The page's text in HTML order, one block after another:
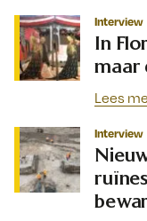
Interview
In
maar
Lees
Interview